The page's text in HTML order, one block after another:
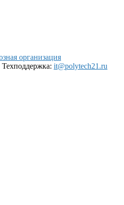
организация
it@polytech21.ru